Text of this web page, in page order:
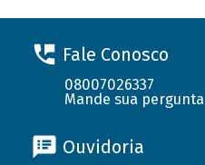
Fale Conosco
08007026337
Mande sua pergunta
Ouvidoria